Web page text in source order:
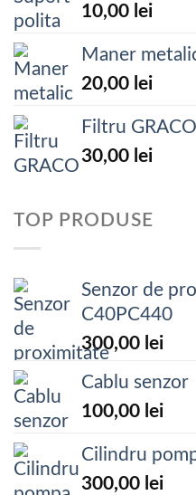
10,00 lei
Maner
20,00 lei
Filtru
30,00 lei
TOP PRODUSE
Senzor de
C40PC440
300,00 lei
Cablu senzor
100,00 lei
Cilindru
300,00 lei